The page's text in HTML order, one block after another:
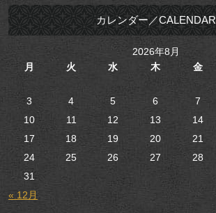
カレンダー／CALENDAR
2026年8月
月
火 水 木 金
3
4 5 6 7
10
11 12 13 14
17
18 19 20 21
24
25 26 27 28
31
« 12月